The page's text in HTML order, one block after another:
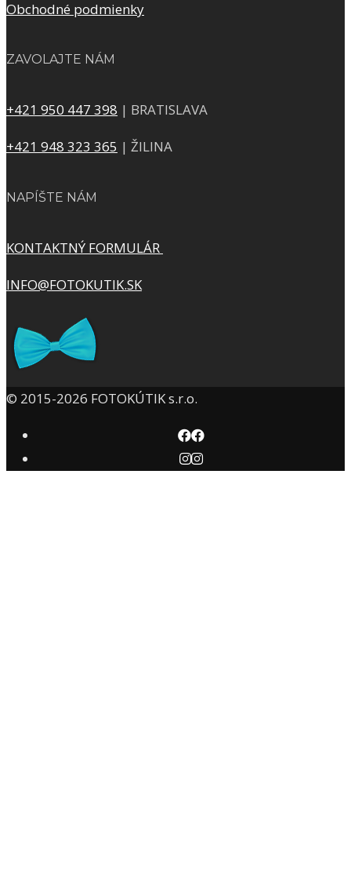
Obchodné podmienky
ZAVOLAJTE NÁM
+421 950 447 398 | BRATISLAVA
+421 948 323 365 | ŽILINA
NAPÍŠTE NÁM
KONTAKTNÝ FORMULÁR
INFO@FOTOKUTIK.SK
© 2015-2026 FOTOKÚTIK s.r.o.